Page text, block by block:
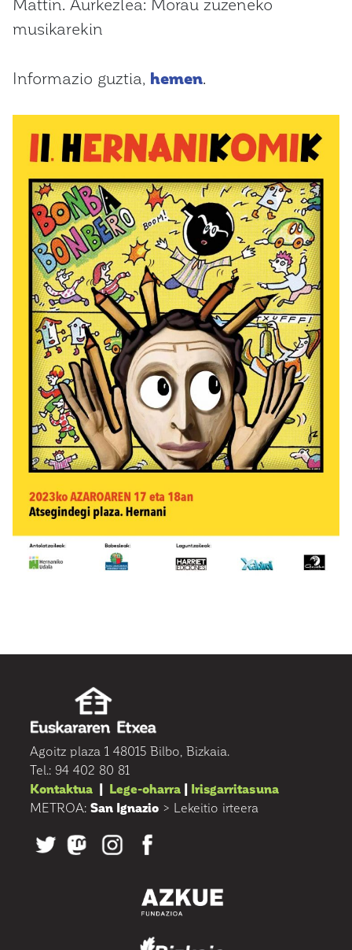
musikarekin
Informazio guztia, hemen.
Agoitz plaza 1 48015 Bilbo, Bizkaia.
Tel.: 94 402 80 81
Kontaktua | Lege-oharra | Irisgarritasuna
METROA: San Ignazio > Lekeitio irteera